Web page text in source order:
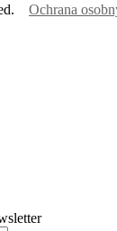
Ochrana